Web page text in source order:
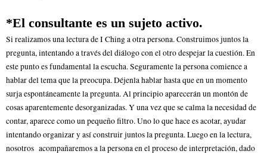
*El consultante es un sujeto activo.
Si realizamos una lectura de I Ching a otra persona. Construimos juntos la
pregunta, intentando a través del diálogo con el otro despejar la cuestión. En
este punto es fundamental la escucha. Seguramente la persona comience a
hablar del tema que la preocupa. Déjenla hablar hasta que en un momento
surja espontáneamente la pregunta. Al principio aparecerán un montón de
cosas aparentemente desorganizadas. Y una vez que se calma la necesidad de
contar, aparece como un pequeño filtro. Uno lo que hace es acotar, ayudar
intentando organizar y así construir juntos la pregunta. Luego en la lectura,
nosotros acompañaremos a la persona en el proceso de interpretación, dado